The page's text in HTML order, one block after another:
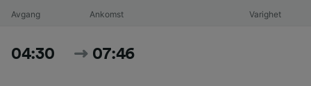
Avgang Ankomst Varighet
04:30 07:46